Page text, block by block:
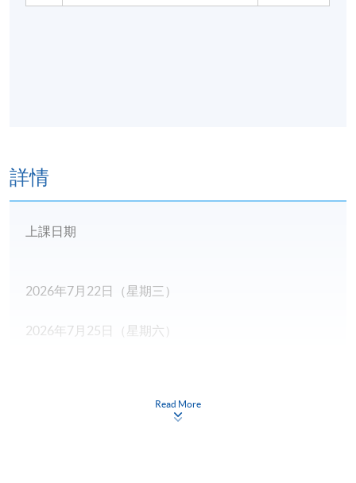
詳情
上課日期
2026年7月22日（星期三）
2026年7月25日（星期六）
2026年8月1日（星期六）Read More